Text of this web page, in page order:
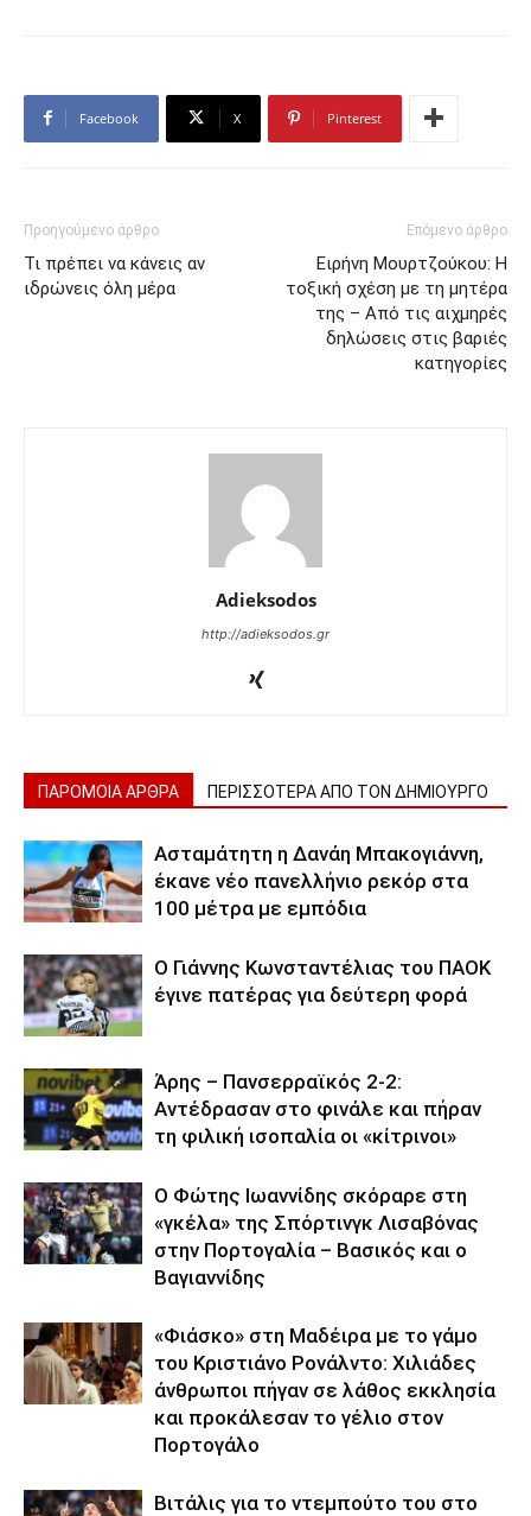
Facebook X Pinterest
Προηγούμενο άρθρο
Τι πρέπει να κάνεις αν
ιδρώνεις όλη μέρα
Επόμενο άρθρο
Ειρήνη Μουρτζούκου: Η
τοξική σχέση με τη μητέρα
της – Από τις αιχμηρές
δηλώσεις στις βαριές
κατηγορίες
Adieksodos
http://adieksodos.gr
ΠΑΡΟΜΟΙΑ ΑΡΘΡΑ ΠΕΡΙΣΣΟΤΕΡΑ ΑΠΟ ΤΟΝ ΔΗΜΙΟΥΡΓΟ
Ασταμάτητη η Δανάη Μπακογιάννη,
έκανε νέο πανελλήνιο ρεκόρ στα
100 μέτρα με εμπόδια
Ο Γιάννης Κωνσταντέλιας του ΠΑΟΚ
έγινε πατέρας για δεύτερη φορά
Άρης – Πανσερραϊκός 2-2:
Αντέδρασαν στο φινάλε και πήραν
τη φιλική ισοπαλία οι «κίτρινοι»
Ο Φώτης Ιωαννίδης σκόραρε στη
«γκέλα» της Σπόρτινγκ Λισαβόνας
στην Πορτογαλία – Βασικός και ο
Βαγιαννίδης
«Φιάσκο» στη Μαδέιρα με το γάμο
του Κριστιάνο Ρονάλντο: Χιλιάδες
άνθρωποι πήγαν σε λάθος εκκλησία
και προκάλεσαν το γέλιο στον
Πορτογάλο
Βιτάλις για το ντεμπούτο του στο